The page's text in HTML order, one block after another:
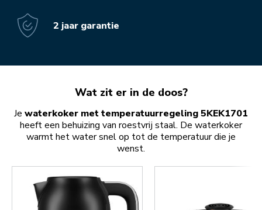
2 jaar garantie
Wat zit er in de doos?
Je waterkoker met temperatuurregeling 5KEK1701
heeft een behuizing van roestvrij staal. De waterkoker
warmt het water snel op tot de temperatuur die je
wenst.